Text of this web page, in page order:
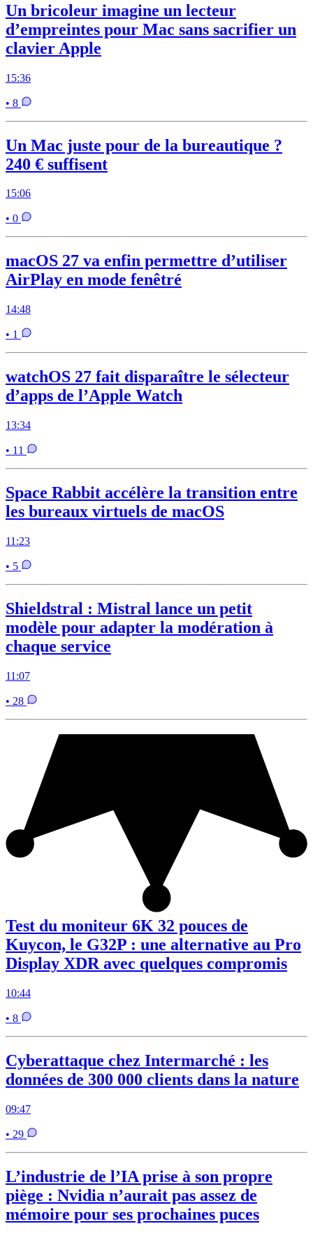
Un bricoleur imagine un lecteur
d’empreintes pour Mac sans sacrifier un
clavier Apple
15:36
• 8
Un Mac juste pour de la bureautique ?
240 € suffisent
15:06
• 0
macOS 27 va enfin permettre d’utiliser
AirPlay en mode fenêtré
14:48
• 1
watchOS 27 fait disparaître le sélecteur
d’apps de l’Apple Watch
13:34
• 11
Space Rabbit accélère la transition entre
les bureaux virtuels de macOS
11:23
• 5
Shieldstral : Mistral lance un petit
modèle pour adapter la modération à
chaque service
11:07
• 28
Test du moniteur 6K 32 pouces de
Kuycon, le G32P : une alternative au Pro
Display XDR avec quelques compromis
10:44
• 8
Cyberattaque chez Intermarché : les
données de 300 000 clients dans la nature
09:47
• 29
L’industrie de l’IA prise à son propre
piège : Nvidia n’aurait pas assez de
mémoire pour ses prochaines puces